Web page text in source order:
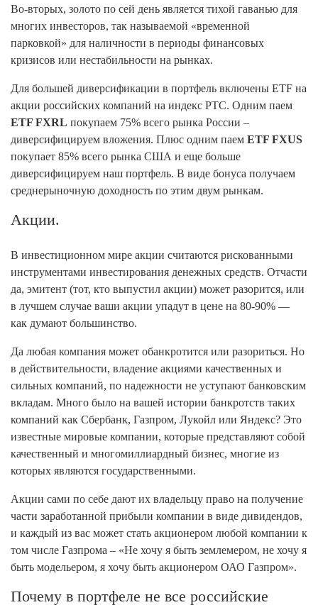
Во-вторых, золото по сей день является тихой гаванью для
многих инвесторов, так называемой «временной
парковкой» для наличности в периоды финансовых
кризисов или нестабильности на рынках.
Для большей диверсификации в портфель включены ETF на
акции российских компаний на индекс РТС. Одним паем
ETF FXRL покупаем 75% всего рынка России –
диверсифицируем вложения. Плюс одним паем ETF FXUS
покупает 85% всего рынка США и еще больше
диверсифицируем наш портфель. В виде бонуса получаем
среднерыночную доходность по этим двум рынкам.
Акции.
В инвестиционном мире акции считаются рискованными
инструментами инвестирования денежных средств. Отчасти
да, эмитент (тот, кто выпустил акции) может разорится, или
в лучшем случае ваши акции упадут в цене на 80-90% —
как думают большинство.
Да любая компания может обанкротится или разориться. Но
в действительности, владение акциями качественных и
сильных компаний, по надежности не уступают банковским
вкладам. Много было на вашей истории банкротств таких
компаний как Сбербанк, Газпром, Лукойл или Яндекс? Это
известные мировые компании, которые представляют собой
качественный и многомиллиардный бизнес, многие из
которых являются государственными.
Акции сами по себе дают их владельцу право на получение
части заработанной прибыли компании в виде дивидендов,
и каждый из вас может стать акционером любой компании к
том числе Газпрома – «Не хочу я быть землемером, не хочу я
быть модельером, я хочу быть акционером ОАО Газпром».
Почему в портфеле не все российские